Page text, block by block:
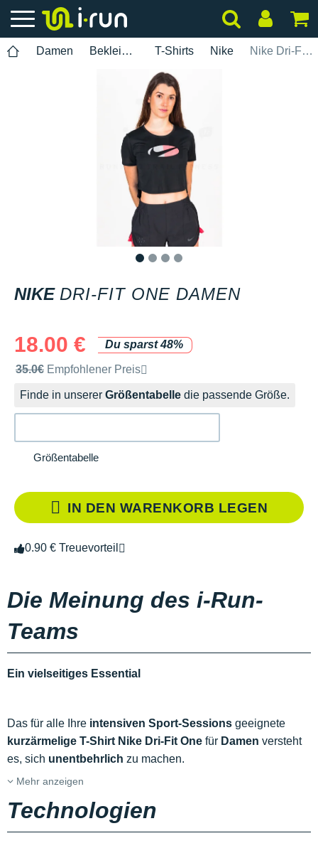
Damen Bekleidung T-Shirts Nike Nike Dri-Fit One Damen
NIKE DRI-FIT ONE DAMEN
18.00 €
Du sparst 48%
Unverbindliche Preisempfehlung der Marke
35.0€ Empfohlener Preis
Finde in unserer Größentabelle die passende Größe.
Größentabelle
IN DEN WARENKORB LEGEN
0.90 € Treuevorteil
Die Meinung des i-Run-
Teams
Ein vielseitiges Essential
Das für alle Ihre intensiven Sport-Sessions geeignete
kurzärmelige T-Shirt Nike Dri-Fit One für Damen versteht
es, sich unentbehrlich zu machen.
Mehr anzeigen
Technologien